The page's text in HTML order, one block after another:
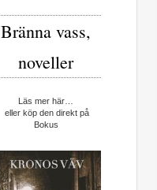
Bränna vass,
noveller
Läs mer här…
eller köp den direkt på
Bokus